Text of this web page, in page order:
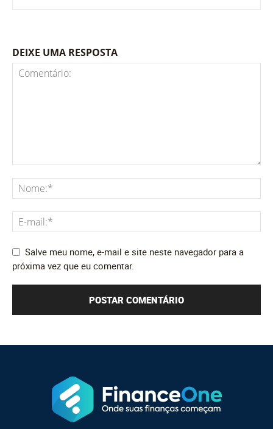
DEIXE UMA RESPOSTA
Salve meu nome, e-mail e site neste navegador para a
próxima vez que eu comentar.